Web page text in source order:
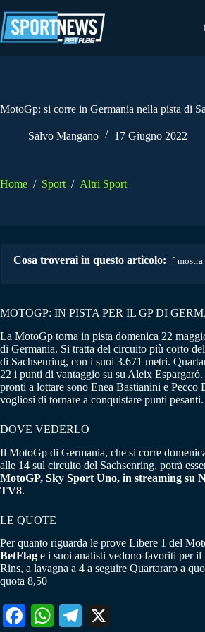
al
contenuto
MotoGp: si corre in Germania nella pista di
Salvo Mangano 17 Giugno 2022
Home / Sport / Altri Sport
Cosa troverai in questo articolo: mostra
MOTOGP: IN PISTA PER IL GP DI
La MotoGp torna in pista domenica 22
di Germania. Si tratta del circuito più corto
di Sachsenring, con i suoi 3.671 metri.
22 i punti di vantaggio su su Aleix
pronti a lottare sono Enea Bastianini e Pecco
vogliosi di tornare a conquistare punti pesanti.
DOVE VEDERLO
Il MotoGp di Germania, che si corre
alle 14 sul circuito del Sachsenring, potrà
MotoGP, Sky Sport Uno, in streaming su
TV8.
LE QUOTE
Per quanto riguarda le prove Libere 1 del
BetFlag e i suoi analisti vedono favoriti per il
Rins, a lavagna a 4 a seguire Quartararo a
quota 8,50
Fa W
Te